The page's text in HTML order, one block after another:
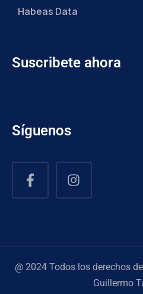
Habeas Data
Suscribete ahora
Síguenos
@ 2024 Todos los derechos
Guillermo